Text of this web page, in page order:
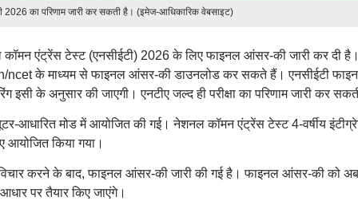
2026 का परिणाम जारी कर सकती है। (इमेज-आधिकारिक वेबसाइट)
एंट्रेंस टेस्ट (एनसीईटी) 2026 के लिए फाइनल आंसर-की जारी कर दी
ncet के माध्यम से फाइनल आंसर-की डाउनलोड कर सकते हैं। एनसीईटी
के अनुसार की जाएगी। एनटीए जल्द ही परीक्षा का परिणाम जारी कर
आधारित मोड में आयोजित की गई। नेशनल कॉमन एंट्रेंस टेस्ट 4-वर्षीय
आयोजित किया गया।
करने के बाद, फाइनल आंसर-की जारी की गई है। फाइनल आंसर-की को अब
पर तैयार किए जाएंगे।